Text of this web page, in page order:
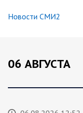
Новости СМИ2
06 АВГУСТА